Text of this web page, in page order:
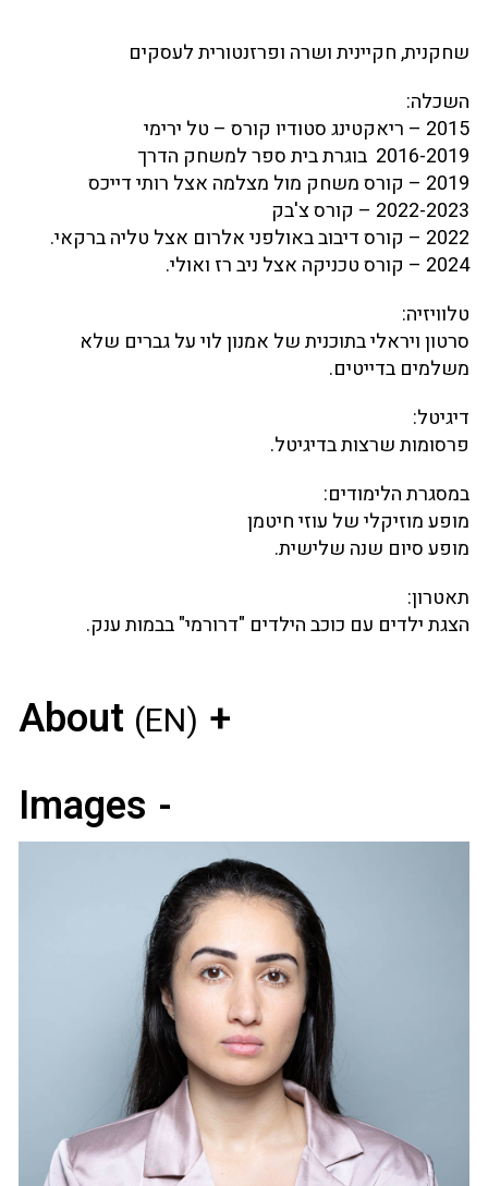
שחקנית, חקיינית ושרה ופרזנטורית לעסקים
השכלה:
2015 – ריאקטינג סטודיו קורס – טל ירימי
2016-2019 בוגרת בית ספר למשחק הדרך
2019 – קורס משחק מול מצלמה אצל רותי דייכס
2022-2023 – קורס צ'בק
2022 – קורס דיבוב באולפני אלרום אצל טליה ברקאי.
2024 – קורס טכניקה אצל ניב רז ואולי.
טלוויזיה:
סרטון ויראלי בתוכנית של אמנון לוי על גברים שלא
משלמים בדייטים.
דיגיטל:
פרסומות שרצות בדיגיטל.
במסגרת הלימודים:
מופע מוזיקלי של עוזי חיטמן
מופע סיום שנה שלישית.
תאטרון:
הצגת ילדים עם כוכב הילדים "דרורמי" בבמות ענק.
About (EN)
Images